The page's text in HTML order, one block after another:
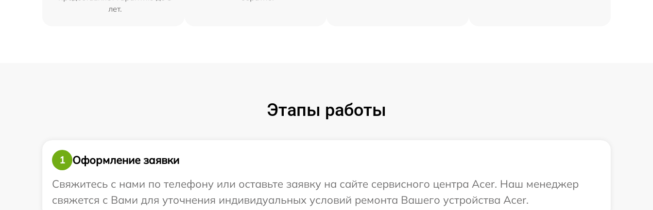
лет.
Этапы работы
1
Оформление заявки
Свяжитесь с нами по телефону или оставьте заявку на сайте сервисного центра Acer. Наш менеджер
свяжется с Вами для уточнения индивидуальных условий ремонта Вашего устройства Acer.